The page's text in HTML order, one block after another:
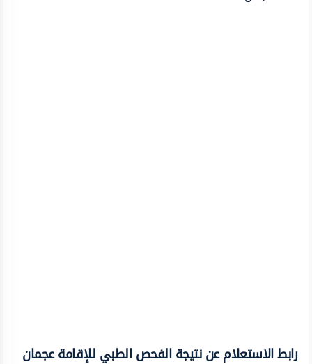
رابط الاستعلام عن نتيجة الفحص الطبي للإقامة عجمان